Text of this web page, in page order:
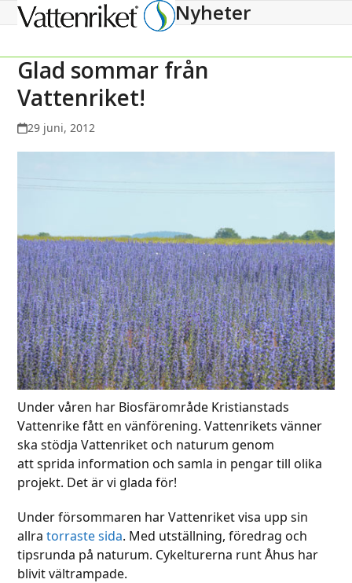
Open
menu
Close
menu
Nyheter
Glad sommar från
Vattenriket!
29 juni, 2012
Under våren har Biosfärområde Kristianstads
Vattenrike fått en vänförening. Vattenrikets vänner
ska stödja Vattenriket och naturum genom
att sprida information och samla in pengar till olika
projekt. Det är vi glada för!
Under försommaren har Vattenriket visa upp sin
allratorraste sida. Med utställning, föredrag och
tipsrunda på naturum. Cykelturerna runt Åhus har
blivit vältrampade.